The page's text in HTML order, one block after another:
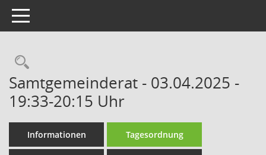
Toggle navigation
Rechercheauswahl
Samtgemeinderat - 03.04.2025 -
19:33-20:15 Uhr
Informationen Tagesordnung